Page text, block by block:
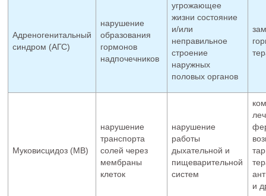
Адреногенитальный
синдром (АГС)
нарушение
образования
гормонов
надпочечников
угрожающее
жизни состояние
и/или
неправильное
строение
наружных
половых органов
Муковисцидоз (МВ)
нарушение
транспорта
солей через
мембраны
клеток
нарушение
работы
дыхательной и
пищеварительной
систем
и